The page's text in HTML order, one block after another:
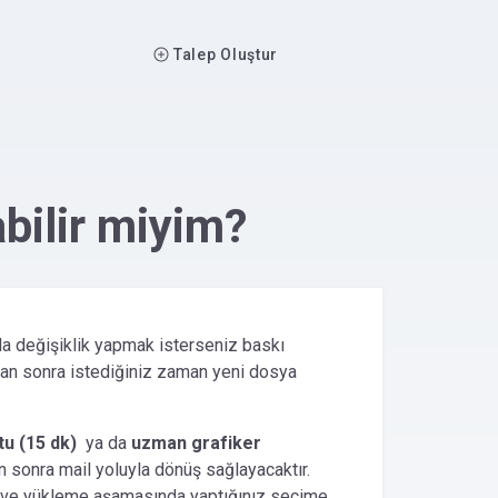
Main navigation
Talep Oluştur
miyim?
değişiklik yapmak isterseniz baskı
sonra istediğiniz zaman yeni dosya
(15 dk) ya da uzman grafiker
mail yoluyla dönüş sağlayacaktır.